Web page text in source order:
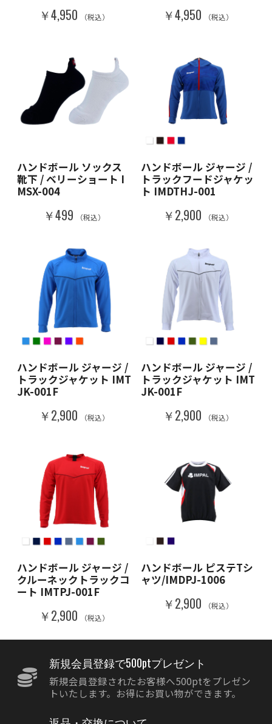
￥4,950 （税込） ￥4,950 （税込）
ハンドボール ソックス
靴下 / ベリーショート I
MSX-004
￥499 （税込）
ハンドボール ジャージ /
トラックフードジャケッ
ト IMDTHJ-001
￥2,900 （税込）
ハンドボール ジャージ /
トラックジャケット IMT
JK-001F
￥2,900 （税込）
ハンドボール ジャージ /
トラックジャケット IMT
JK-001F
￥2,900 （税込）
ハンドボール ジャージ /
クルーネックトラックコ
ート IMTPJ-001F
￥2,900 （税込）
ハンドボール ピステTシ
ャツ/IMDPJ-1006
￥2,900 （税込）
新規会員登録で500ptプレゼント
新規会員登録されたお客様へ500ptをプレゼン
トいたします。お得にお買い物ができます。